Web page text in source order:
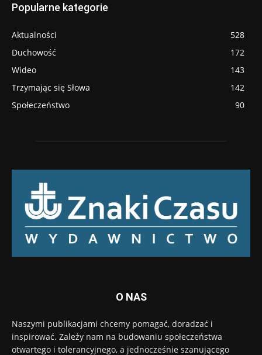
Popularne kategorie
Aktualności
528
Duchowość
172
Wideo
143
Trzymając się Słowa
142
Społeczeństwo
90
O NAS
Naszymi publikacjami chcemy pomagać, doradzać i
inspirować. Zależy nam na budowaniu społeczeństwa
otwartego i tolerancyjnego, a jednocześnie szanującego